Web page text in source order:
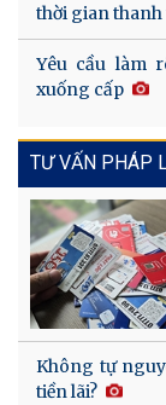
thời gian
Yêu cầu làm
xuống cấp
TƯ VẤN PHÁP
Không tự
tiền lãi?